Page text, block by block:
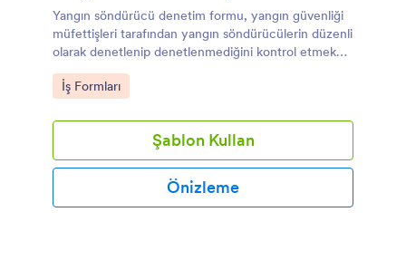
Yangın söndürücü denetim formu, yangın güvenliği
müfettişleri tarafından yangın söndürücülerin düzenli
olarak denetlenip denetlenmediğini kontrol etmek
amacıyla kullanılır. Bu ücretsiz yangın söndürücü
denetim formu şablonu ile yangın güvenliği ekibinizi
denetim programınızı ekleyin ve başlamak için
ekibinizle paylaşın. Kamuoyu ile paylaşmak
isterseniz, formu web sitenize yerleştirin veya
denetimlerle ilgili gerçek zamanlı güncellemeler
almak için ücretsiz mobil uygulamamızı indirin. Hatta
Go to Category:
İş Formları
Şablon Kullan
Önizleme